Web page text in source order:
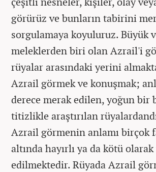
görürüz ve bunların tabirini
sorgulamaya koyuluruz. Büyük
meleklerden biri olan Azrail'i
rüyalar arasındaki yerini
Azrail görmek ve konuşmak;
derece merak edilen, yoğun bir
titizlikle araştırılan
Azrail görmenin anlamı birçok
altında hayırlı ya da kötü
edilmektedir. Rüyada Azrail